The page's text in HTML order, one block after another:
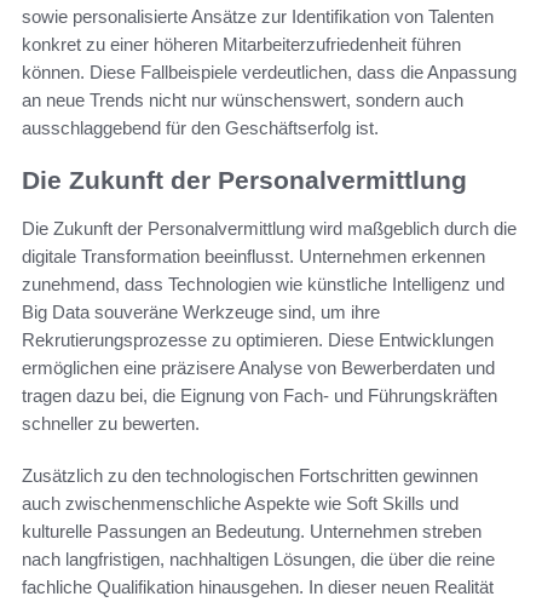
sowie personalisierte Ansätze zur Identifikation von Talenten
konkret zu einer höheren Mitarbeiterzufriedenheit führen
können. Diese Fallbeispiele verdeutlichen, dass die Anpassung
an neue Trends nicht nur wünschenswert, sondern auch
ausschlaggebend für den Geschäftserfolg ist.
Die Zukunft der Personalvermittlung
Die Zukunft der Personalvermittlung wird maßgeblich durch die
digitale Transformation beeinflusst. Unternehmen erkennen
zunehmend, dass Technologien wie künstliche Intelligenz und
Big Data souveräne Werkzeuge sind, um ihre
Rekrutierungsprozesse zu optimieren. Diese Entwicklungen
ermöglichen eine präzisere Analyse von Bewerberdaten und
tragen dazu bei, die Eignung von Fach- und Führungskräften
schneller zu bewerten.
Zusätzlich zu den technologischen Fortschritten gewinnen
auch zwischenmenschliche Aspekte wie Soft Skills und
kulturelle Passungen an Bedeutung. Unternehmen streben
nach langfristigen, nachhaltigen Lösungen, die über die reine
fachliche Qualifikation hinausgehen. In dieser neuen Realität